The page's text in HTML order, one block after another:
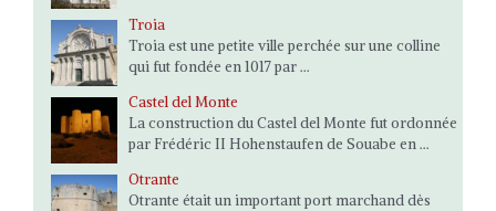
Troia
Troia est une petite ville perchée sur une colline
qui fut fondée en 1017 par ...
Castel del Monte
La construction du Castel del Monte fut ordonnée
par Frédéric II Hohenstaufen de Souabe en ...
Otrante
Otrante était un important port marchand dès